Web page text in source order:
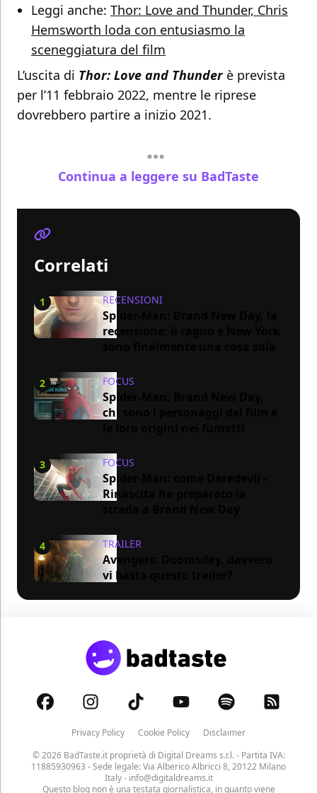
Leggi anche: Thor: Love and Thunder, Chris
Hemsworth loda con entusiasmo la
sceneggiatura del film
L’uscita di Thor: Love and Thunderè prevista
per l’11 febbraio 2022, mentre le riprese
dovrebbero partire a inizio 2021.
Continua a leggere su BadTaste
Correlati
1 RECENSIONI
Spider-Man: Brand New Day, la
recensione: il ragno e New York
2 FOCUS
Spider-Man: Brand New Day,
chi sono i personaggi del film e
3 FOCUS
Spider-Man: come Daredevil -
Rinascita ha preparato la
4 TRAILER
Avengers: Doomsday, davvero
vi basta questo trailer?
Privacy Policy Cookie Policy
Disclaimer
© 2026 BadTaste.it proprietà di Digital Dreams s.r.l.- Partita IVA:
11885930963 - Sede legale: Via Alberico Albricci 8, 20122 Milano
Italy - info@digitaldreams.it
Questo blog non è una testata giornalistica, in quanto viene